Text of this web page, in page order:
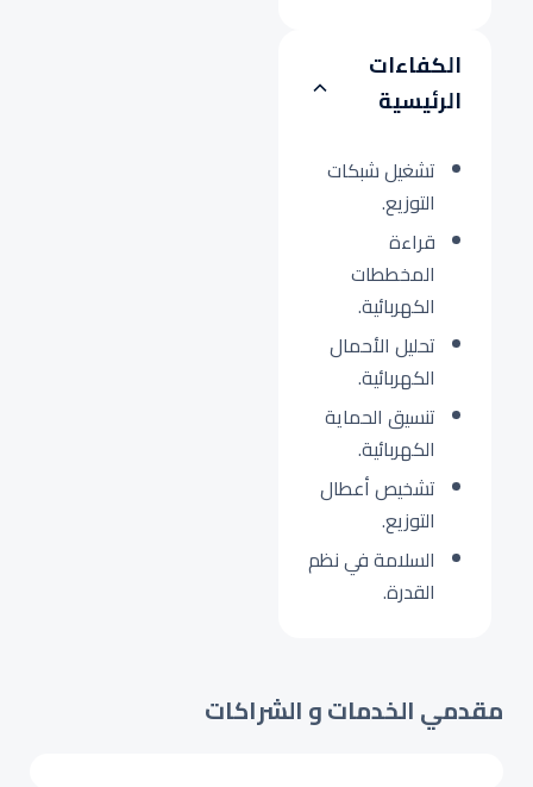
الكفاءات
الرئيسية
تشغيل شبكات
التوزيع.
قراءة
المخططات
الكهربائية.
تحليل الأحمال
الكهربائية.
تنسيق الحماية
الكهربائية.
تشخيص أعطال
التوزيع.
السلامة في نظم
القدرة.
مقدمي الخدمات و الشراكات